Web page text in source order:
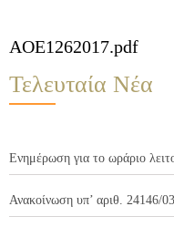
AOE1262017.pdf
Τελευταία Νέα
Ενημέρωση για το ωράριο
Ανακοίνωση υπ’ αριθ. 24146/